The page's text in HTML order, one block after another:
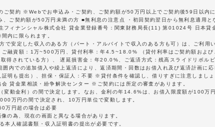
契約 ※Webでお申込み・ご契約、ご契約額が50万円以上でご契約後59日以内
契約額が50万円未満の方 ■無利息の注意点 ・初回契約翌日から無利息適用と
フィナンシャル株式会社 貸金業登録番号：関東財務局長(11) 第01024号 日本
内に限られます。
安定した収入のある方（パート・アルバイトで収入のある方も可）は、ご利用
融資額：1万~500万円、貸付利率：年4.5~18.0% （貸付利率はご契約額およ
得されている方）、 遅延損害金：年20.0%、ご返済方式：残高スライドリボル
内での追加借入や繰上返済により、返済期間・回数はお借入れ及び返済計画に
明も提出）、担保・保証人：不要 ※貸付条件を確認し、借りすぎに注意しまし
貸金業相談・紛争解決センター ※ご契約には所定の審査があります。
動金利）の間で決定します。なお、金利の年14.6%は、お借入限度額が100万円
万円の間で決定され、10万円単位で変動します。
万円超の場合は必要
の為、現在の画面と異なる場合があります。
人確認書類・収入証明書の提出が必要です。